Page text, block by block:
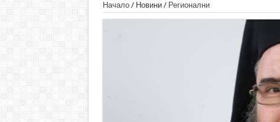
Начало/ Новини/ Регионални